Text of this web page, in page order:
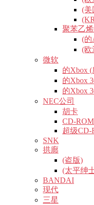
(美
聚苯乙
(的
(欧
微软
的Xbox (
的Xbox
的Xbox
NEC公司
胡卡
CD-
超级CD-
SNK
拱廊
(盗版)
(太平绅
BANDAI
现代
三星